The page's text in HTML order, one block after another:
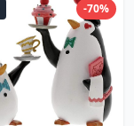
-70%